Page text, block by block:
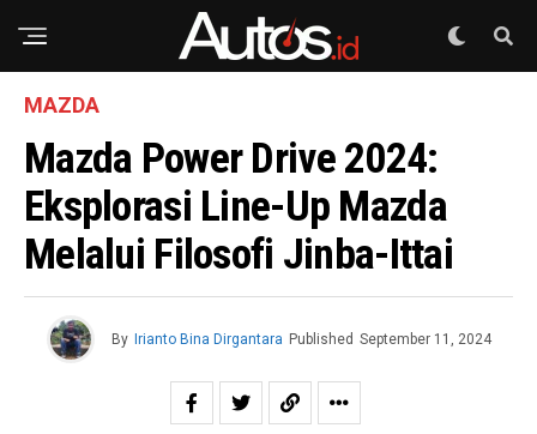
MAZDA
Mazda Power Drive 2024:
Eksplorasi Line-Up Mazda
Melalui Filosofi Jinba-Ittai
By Irianto Bina Dirgantara Published September 11, 2024